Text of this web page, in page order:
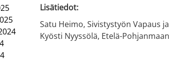
Lisätiedot:
Satu Heimo, Sivistystyön Vapaus
Kyösti Nyyssölä, Etelä-